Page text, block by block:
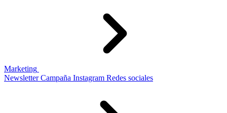
Marketing
Newsletter Campaña Instagram Redes sociales